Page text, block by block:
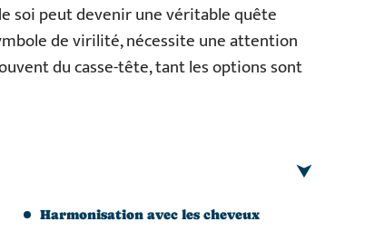
soi peut devenir une véritable quête
de virilité, nécessite une attention
du casse-tête, tant les options sont
Harmonisation avec les cheveux